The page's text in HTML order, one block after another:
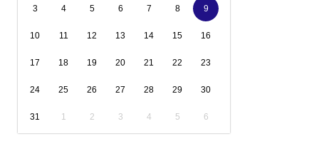
3 4 5 6 7 8 9
10 11 12 13 14 15 16
17 18 19 20 21 22 23
24 25 26 27 28 29 30
31 1 2 3 4 5 6